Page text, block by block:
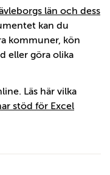
län och dess
kan du
kommuner, kön
eller göra olika
Läs här vilka
stöd för Excel